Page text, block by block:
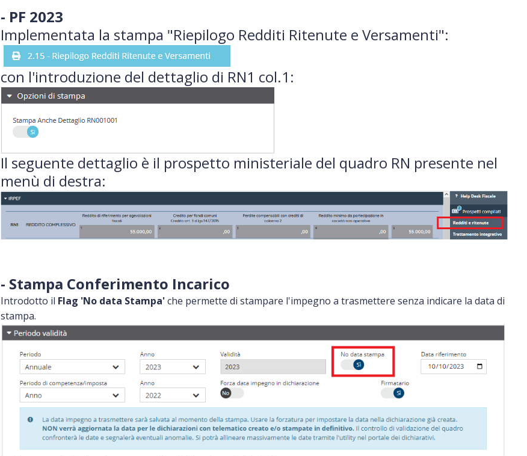
- PF 2023
Implementata la stampa "Riepilogo Redditi Ritenute e Versamenti":
con l'introduzione del dettaglio di RN1 col.1:
Il seguente dettaglio è il prospetto ministeriale del quadro RN presente nel
menù di destra:
- Stampa Conferimento Incarico
Introdotto il Flag 'No data Stampa'che permette di stampare l'impegno a trasmettere senza indicare la data di
stampa.